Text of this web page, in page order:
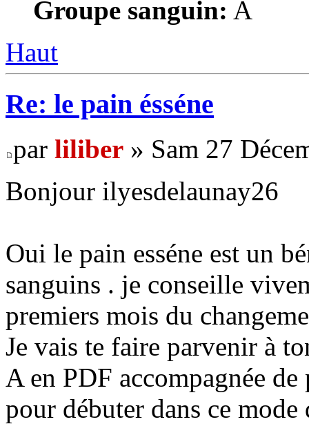
Groupe sanguin: A
Haut
Re: le pain ésséne
par liliber » Sam 27
Bonjour ilyesdelaunay26
Oui le pain esséne est un
sanguins . je conseille
premiers mois du
Je vais te faire parvenir à
A en PDF accompagnée
pour débuter dans ce mode